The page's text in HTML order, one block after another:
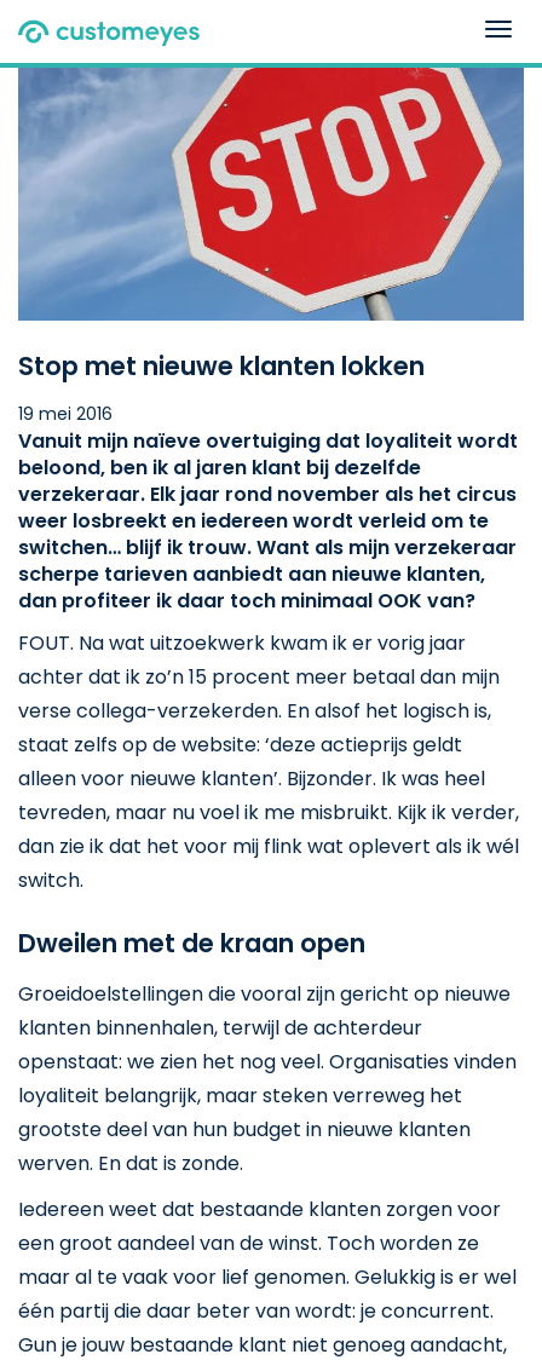
Stop met nieuwe klanten lokken
19 mei 2016
Vanuit mijn naïeve overtuiging dat loyaliteit wordt
beloond, ben ik al jaren klant bij dezelfde
verzekeraar. Elk jaar rond november als het circus
weer losbreekt en iedereen wordt verleid om te
switchen… blijf ik trouw. Want als mijn verzekeraar
scherpe tarieven aanbiedt aan nieuwe klanten,
dan profiteer ik daar toch minimaal OOK van?
FOUT. Na wat uitzoekwerk kwam ik er vorig jaar
achter dat ik zo’n 15 procent meer betaal dan mijn
verse collega-verzekerden. En alsof het logisch is,
staat zelfs op de website: ‘deze actieprijs geldt
alleen voor nieuwe klanten’. Bijzonder. Ik was heel
tevreden, maar nu voel ik me misbruikt. Kijk ik verder,
dan zie ik dat het voor mij flink wat oplevert als ik wél
switch.
Dweilen met de kraan open
Groeidoelstellingen die vooral zijn gericht op nieuwe
klanten binnenhalen, terwijl de achterdeur
openstaat: we zien het nog veel. Organisaties vinden
loyaliteit belangrijk, maar steken verreweg het
grootste deel van hun budget in nieuwe klanten
werven. En dat is zonde.
Iedereen weet dat bestaande klanten zorgen voor
een groot aandeel van de winst. Toch worden ze
maar al te vaak voor lief genomen. Gelukkig is er wel
één partij die daar beter van wordt: je concurrent.
Gun je jouw bestaande klant niet genoeg aandacht,